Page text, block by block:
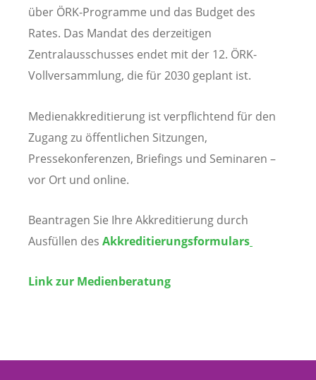
über ÖRK-Programme und das Budget des
Rates. Das Mandat des derzeitigen
Zentralausschusses endet mit der 12. ÖRK-
Vollversammlung, die für 2030 geplant ist.
Medienakkreditierung ist verpflichtend für den
Zugang zu öffentlichen Sitzungen,
Pressekonferenzen, Briefings und Seminaren –
vor Ort und online.
Beantragen Sie Ihre Akkreditierung durch
Ausfüllen des Akkreditierungsformulars
Link zur Medienberatung